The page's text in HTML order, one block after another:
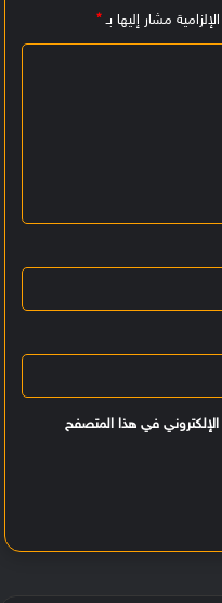
مشار إليها بـ*
في هذا المتصفح